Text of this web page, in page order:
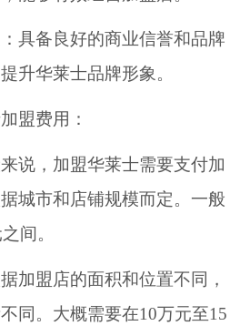
备良好的商业信誉和品牌
升华莱士品牌形象。
费用：
，加盟华莱士需要支付加
城市和店铺规模而定。一般
间。
盟店的面积和位置不同，
同。大概需要在10万元至15